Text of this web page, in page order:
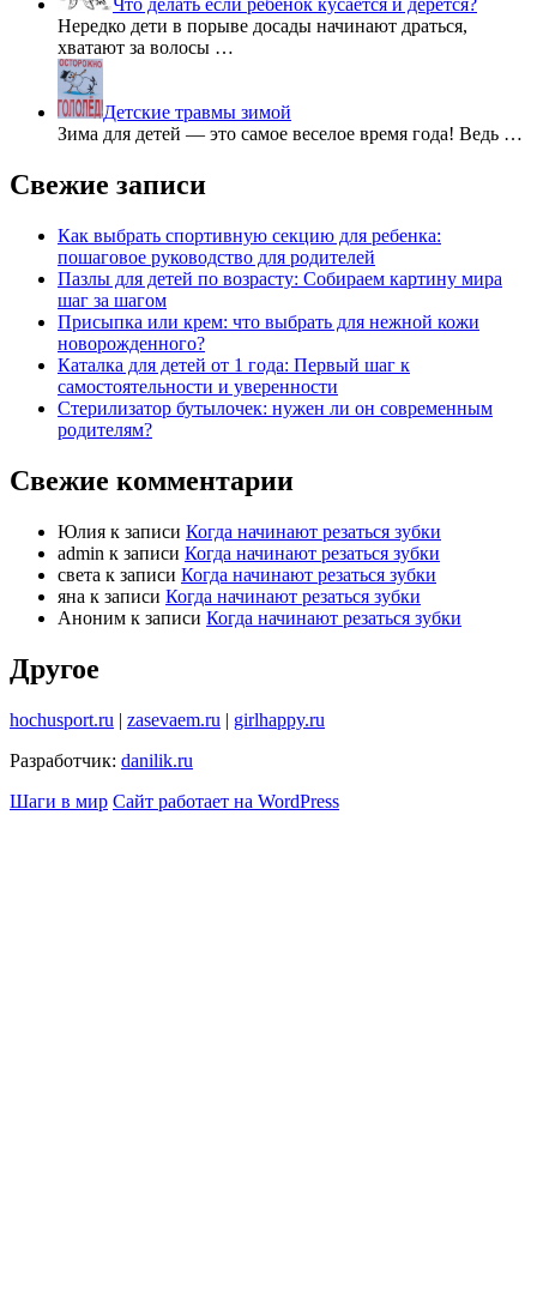
Что делать если ребенок кусается и дерется?
Нередко дети в порыве досады начинают драться,
хватают за волосы …
Детские травмы зимой
Зима для детей — это самое веселое время года! Ведь …
Свежие записи
Как выбрать спортивную секцию для ребенка:
пошаговое руководство для родителей
Пазлы для детей по возрасту: Собираем картину мира
шаг за шагом
Присыпка или крем: что выбрать для нежной кожи
новорожденного?
Каталка для детей от 1 года: Первый шаг к
самостоятельности и уверенности
Стерилизатор бутылочек: нужен ли он современным
родителям?
Свежие комментарии
Юлия к записи Когда начинают резаться зубки
admin к записи Когда начинают резаться зубки
света к записи Когда начинают резаться зубки
яна к записи Когда начинают резаться зубки
Аноним к записи Когда начинают резаться зубки
Другое
hochusport.ru | zasevaem.ru | girlhappy.ru
Разработчик: danilik.ru
Шаги в мир Сайт работает на WordPress